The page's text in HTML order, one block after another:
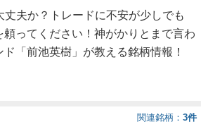
マ
ー
丈夫か？トレードに不安が少しでも
ってください！神がかりとまで言わ
「前池英樹」が教える銘柄情報！
関連銘柄 3件